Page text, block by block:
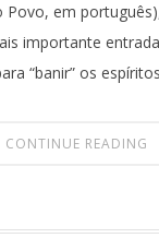
em
importante
“banir” os
CONTINUE READING